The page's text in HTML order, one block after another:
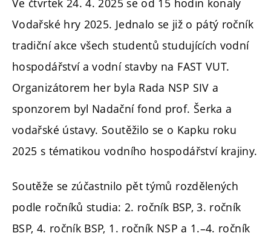
Ve čtvrtek 24. 4. 2025 se od 15 hodin konaly
Vodařské hry 2025. Jednalo se již o pátý ročník
tradiční akce všech studentů studujících vodní
hospodářství a vodní stavby na FAST VUT.
Organizátorem her byla Rada NSP SIV a
sponzorem byl Nadační fond prof. Šerka a
vodařské ústavy. Soutěžilo se o Kapku roku
2025 s tématikou vodního hospodářství krajiny.
Soutěže se zúčastnilo pět týmů rozdělených
podle ročníků studia: 2. ročník BSP, 3. ročník
BSP, 4. ročník BSP, 1. ročník NSP a 1.–4. ročník